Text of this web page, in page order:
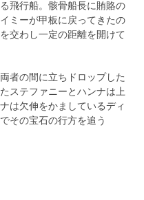
飛行船。骸骨船長に賄賂の
ミーが甲板に戻ってきたの
交わし一定の距離を開けて
者の間に立ちドロップした
ステファニーとハンナは上
は欠伸をかましているディ
その宝石の行方を追う